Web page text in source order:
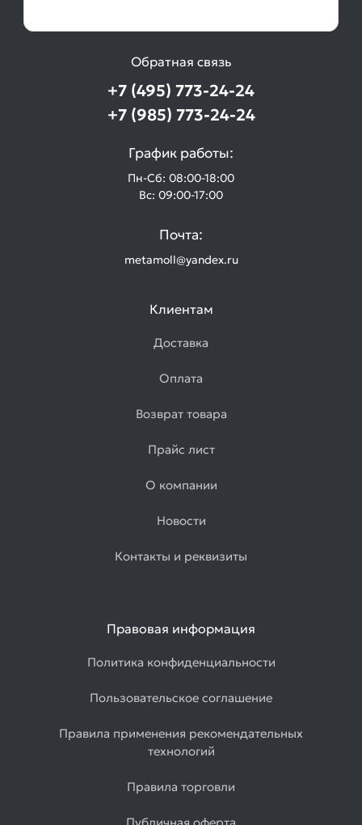
Обратная связь
+7 (495) 773-24-24
+7 (985) 773-24-24
График работы:
Пн-Сб: 08:00-18:00
Вс: 09:00-17:00
Почта:
metamoll@yandex.ru
Клиентам
Доставка
Оплата
Возврат товара
Прайс лист
О компании
Новости
Контакты и реквизиты
Правовая информация
Политика конфиденциальности
Пользовательское соглашение
Правила применения рекомендательных
технологий
Правила торговли